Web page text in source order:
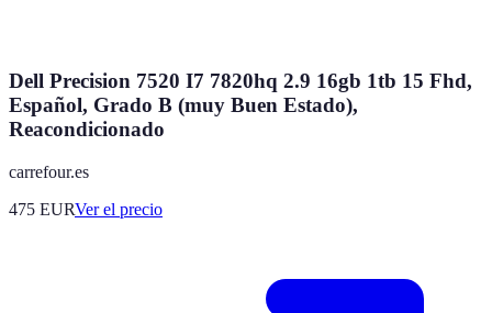
Dell Precision 7520 I7 7820hq 2.9 16gb 1tb 15 Fhd,
Español, Grado B (muy Buen Estado),
Reacondicionado
carrefour.es
475 EURVer el precio